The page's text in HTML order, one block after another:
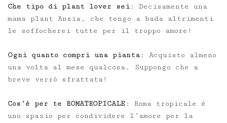
Che tipo di plant lover sei: Decisamente una
mama plant Ansia, che tengo a bada altrimenti
le soffocherei tutte per il troppo amore!
Ogni quanto compri una pianta : Acquisto almeno
una volta al mese qualcosa. Suppongo che a
breve verrò sfrattata!
Cos’è per te ROMATROPICALE : Roma tropicale è
uno spazio per condividere l’amore per la